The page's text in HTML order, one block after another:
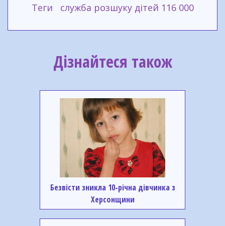
Теги служба розшуку дітей 116 000
Дізнайтеся також
Безвісти зникла 10-річна дівчинка з
Херсонщини